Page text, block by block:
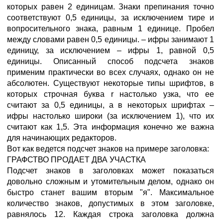
которых равен 2 единицам. Знаки препинания точно
соответствуют 0,5 единицы, за исключением тире и
вопросительного знака, равным 1 единице. Пробел
между словами равен 0,5 единицы. – ифры занимают 1
единицу, за исключением – ифры 1, равной 0,5
единицы. Описанный способ подсчета знаков
применим практически во всех случаях, однако он не
абсолютен. Существуют некоторые типы шрифтов, в
которых строчная буква r настолько узка, что ее
считают за 0,5 единицы, а в некоторых шрифтах –
ифры настолько широки (за исключением 1), что их
считают как 1,5. Эта информация конечно же важна
для начинающих редакторов.
Вот как ведется подсчет знаков на примере заголовка:
ГРАФСТВО ПРОДАЕТ ДВА УЧАСТКА
Подсчет знаков в заголовках может показаться
довольно сложным и утомительным делом, однако он
быстро станет вашим вторым "я". Максимальное
количество знаков, допустимых в этом заголовке,
равнялось 12. Каждая строка заголовка должна